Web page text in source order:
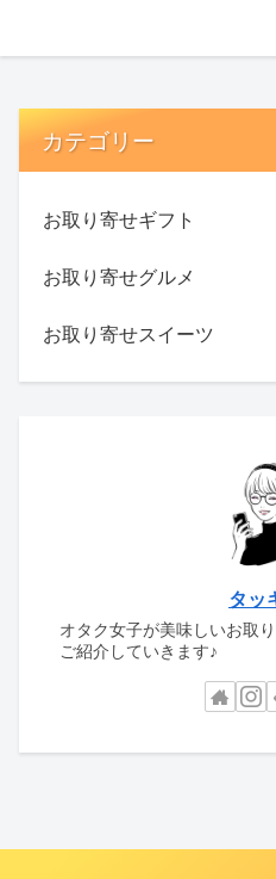
カテゴリー
お取り寄せギフト
お取り寄せグルメ
お取り寄せスイーツ
タッ
オタク女子が美味しいお取
ご紹介していきます♪